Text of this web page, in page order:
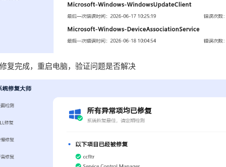
复完成，重启电脑，验证问题是否解决